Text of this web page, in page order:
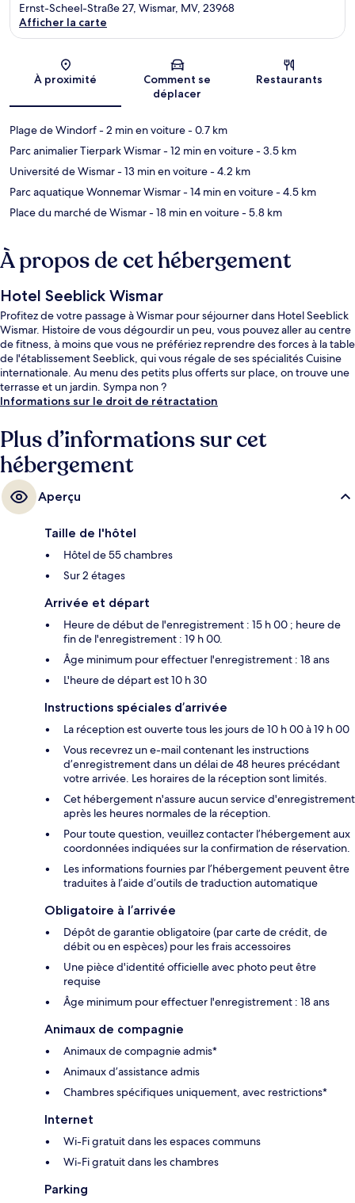
Carte
Ernst-Scheel-Straße 27, Wismar, MV, 23968
Afficher la carte
À proximité
Comment se
déplacer
Restaurants
Plage de Windorf- 2 min en voiture- 0.7 km
Parc animalier Tierpark Wismar- 12 min en voiture- 3.5 km
Université de Wismar- 13 min en voiture- 4.2 km
Parc aquatique Wonnemar Wismar- 14 min en voiture- 4.5 km
Place du marché de Wismar- 18 min en voiture- 5.8 km
À propos de cet hébergement
Hotel Seeblick Wismar
Profitez de votre passage à Wismar pour séjourner dans Hotel Seeblick
Wismar. Histoire de vous dégourdir un peu, vous pouvez aller au centre
de fitness, à moins que vous ne préfériez reprendre des forces à la table
de l'établissement Seeblick, qui vous régale de ses spécialités Cuisine
internationale. Au menu des petits plus offerts sur place, on trouve une
terrasse et un jardin. Sympa non ?
Informations sur le droit de rétractation
Plus d’informations sur cet
hébergement
Aperçu
Taille de l'hôtel
Hôtel de 55 chambres
Sur 2 étages
Arrivée et départ
Heure de début de l'enregistrement : 15 h 00 ; heure de
fin de l'enregistrement : 19 h 00.
Âge minimum pour effectuer l'enregistrement : 18 ans
L'heure de départ est 10 h 30
Instructions spéciales d’arrivée
La réception est ouverte tous les jours de 10 h 00 à 19 h 00
Vous recevrez un e-mail contenant les instructions
d’enregistrement dans un délai de 48 heures précédant
votre arrivée. Les horaires de la réception sont limités.
Cet hébergement n'assure aucun service d'enregistrement
après les heures normales de la réception.
Pour toute question, veuillez contacter l’hébergement aux
coordonnées indiquées sur la confirmation de réservation.
Les informations fournies par l’hébergement peuvent être
traduites à l’aide d’outils de traduction automatique
Obligatoire à l’arrivée
Dépôt de garantie obligatoire (par carte de crédit, de
débit ou en espèces) pour les frais accessoires
Une pièce d'identité officielle avec photo peut être
requise
Âge minimum pour effectuer l'enregistrement : 18 ans
Animaux de compagnie
Animaux de compagnie admis*
Animaux d’assistance admis
Chambres spécifiques uniquement, avec restrictions*
Internet
Wi-Fi gratuit dans les espaces communs
Wi-Fi gratuit dans les chambres
Parking